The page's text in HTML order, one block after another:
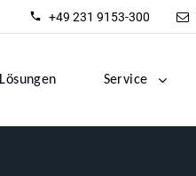
+49 231 9153-300
Lösungen Service